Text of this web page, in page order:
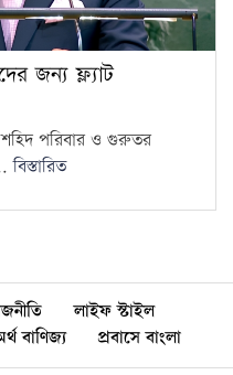
জন্য ফ্ল্যাট
শহিদ পরিবার ও গুরুতর
বিস্তারিত
লাইফ স্টাইল
বাণিজ্য প্রবাসে বাংলা